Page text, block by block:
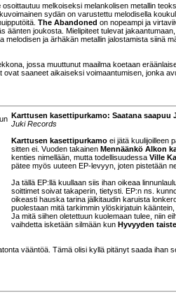
osoittautuu melkoiseksi melankolisen metallin
sydän on varustettu melodisella
The Abandoned on nopeampi ja
äänten joukosta. Mielipiteet tulevat
melodisen ja ärhäkän metallin jalostamista siinä
jossa muuttunut maailma koetaan
saaneet aikaiseksi voimaantumisen, jonka
Karttusen kasettipurkamo: Saatana saapuu
Juki Records
Karttusen kasettipurkamo ei jätä kuulijoilleen
sitten ei. Vuoden takainen Mennäänkö Alkon
kenties nimellään, mutta todellisuudessa Ville
pätee myös uuteen EP-levyyn, joten pistetään
Ja tällä EP:llä kuullaan siis ihan oikeaa
soittimet soivat takaperin, tietysti. EP:n ns.
oikeasti hauska tarina jälkitaudin karuista
puolestaan mitä tarkimmin ylöskirjatuin
Ja mitä siihen oletettuun kuolemaan tulee, niin
vaihdetta isketään silmään kun Hyvyyden
vääntöä. Tämä olisi kyllä pitänyt saada ihan